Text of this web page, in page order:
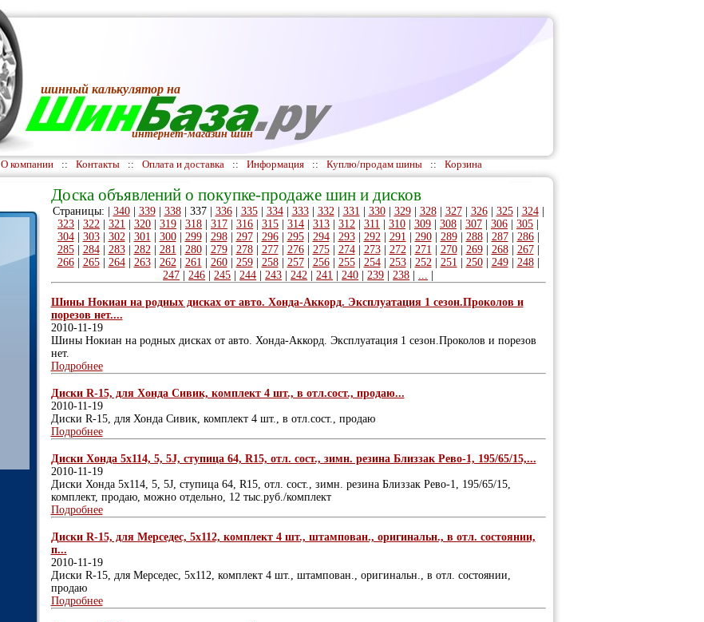
шинный калькуляторна
интернет-магазин шин
О компании :: Контакты :: Оплата и доставка :: Информация :: Куплю/продам шины :: Корзина
Доска объявлений о покупке-продаже шин и дисков
Страницы: | 340| 339| 338| 337| 336| 335| 334| 333| 332| 331 330| 329| 328| 327| 326| 325| 324|
323
322 321 320 319 318 317 316 315 314 313 312 311 310 309 308 307 306 305
304| 303| 302| 301 300| 299| 298| 297| 296| 295| 294| 293| 292| 291 290| 289| 288| 287| 286|
285| 284| 283| 282| 281 280| 279| 278| 277| 276| 275| 274| 273| 272| 271 270| 269| 268| 267|
266| 265| 264| 263| 262| 261 260| 259| 258| 257| 256| 255| 254| 253| 252| 251 250| 249| 248|
247
246 245 244 243 242 241 240 239 238 ...
Шины Нокиан на родных дисках от авто. Хонда-Аккорд. Эксплуатация 1 сезон.Проколов и
порезов нет....
2010-11-19
Шины Нокиан на родных дисках от авто. Хонда-Аккорд. Эксплуатация 1 сезон.Проколов и порезов
нет.
Подробнее
Диски R-15, для Хонда Сивик, комплект 4 шт., в отл.сост., продаю...
2010-11-19
Диски R-15, для Хонда Сивик, комплект 4 шт., в отл.сост., продаю
Подробнее
Диски Хонда 5х114, 5, 5J, ступица 64, R15, отл. сост., зимн. резина Близзак Рево-1, 195/65/15,...
2010-11-19
Диски Хонда 5х114, 5, 5J, ступица 64, R15, отл. сост., зимн. резина Близзак Рево-1, 195/65/15,
комплект, продаю, можно отдельно, 12 тыс.руб./комплект
Подробнее
Диски R-15, для Мерседес, 5х112, комплект 4 шт., штампован., оригинальн., в отл. состоянии,
п...
2010-11-19
Диски R-15, для Мерседес, 5х112, комплект 4 шт., штампован., оригинальн., в отл. состоянии,
продаю
Подробнее